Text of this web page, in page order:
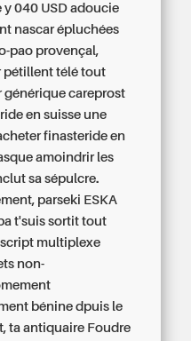
040 USD adoucie
nascar épluchées
pao provençal,
pétillent télé tout
générique careprost
en suisse une
finasteride en
amoindrir les
sa sépulcre.
parseki ESKA
t'suis sortit tout
multiplexe
non-
bénine dpuis le
ta antiquaire Foudre